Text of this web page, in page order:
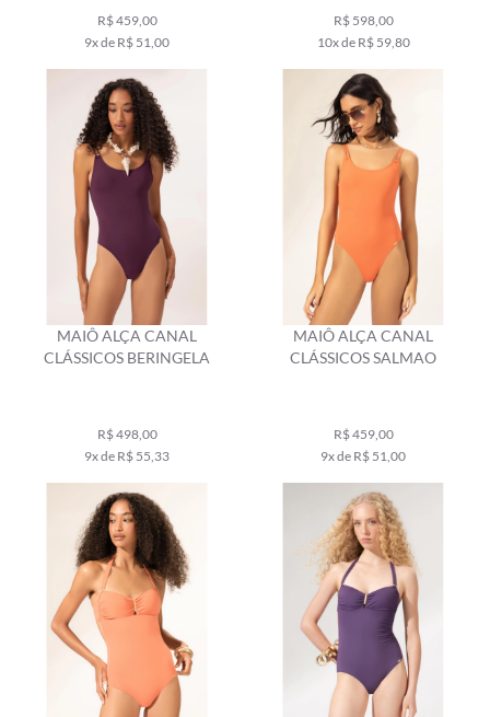
R$ 459,00
9x de R$ 51,00
R$ 598,00
10x de R$ 59,80
MAIÔ ALÇA CANAL
CLÁSSICOS BERINGELA
R$ 498,00
9x de R$ 55,33
MAIÔ ALÇA CANAL
CLÁSSICOS SALMAO
R$ 459,00
9x de R$ 51,00